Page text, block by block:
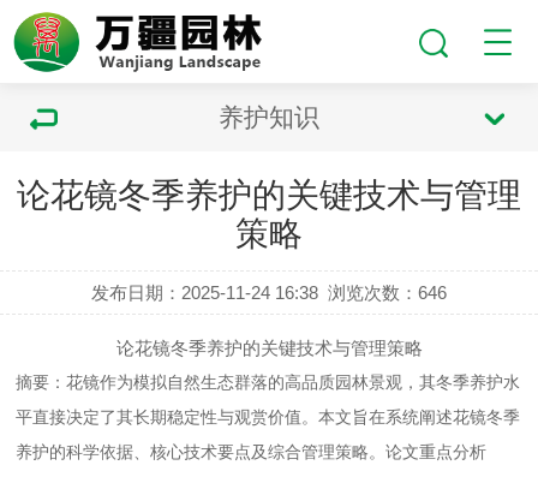
养护知识
论花镜冬季养护的关键技术与管理
策略
发布日期：2025-11-24 16:38 浏览次数：646
论花镜冬季养护的关键技术与管理策略
摘要：花镜作为模拟自然生态群落的高品质园林景观，其冬季养护水
平直接决定了其长期稳定性与观赏价值。本文旨在系统阐述花镜冬季
养护的科学依据、核心技术要点及综合管理策略。论文重点分析